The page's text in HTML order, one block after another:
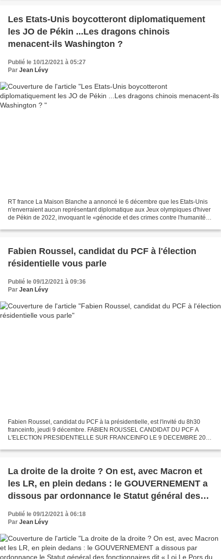
Les Etats-Unis boycotteront diplomatiquement
les JO de Pékin ...Les dragons chinois
menacent-ils Washington ?
Publié le 10/12/2021 à 05:27
Par Jean Lévy
RT france La Maison Blanche a annoncé le 6 décembre que les Etats-Unis
n'enverraient aucun représentant diplomatique aux Jeux olympiques d'hiver
de Pékin de 2022, invoquant le «génocide et des crimes contre l'humanité
Fabien Roussel, candidat du PCF à l'élection
résidentielle vous parle
Publié le 09/12/2021 à 09:36
Par Jean Lévy
Fabien Roussel, candidat du PCF à la présidentielle, est l'invité du 8h30
franceinfo, jeudi 9 décembre. FABIEN ROUSSEL CANDIDAT DU PCF A
L'ELECTION PRESIDENTIELLE SUR FRANCEINFO LE 9 DECEMBRE 2021
VIDEO...
La droite de la droite ? On est, avec Macron et
les LR, en plein dedans : le GOUVERNEMENT a
dissous par ordonnance le Statut général des
1983 » QUI EN PARLE ?
Publié le 09/12/2021 à 06:18
Par Jean Lévy